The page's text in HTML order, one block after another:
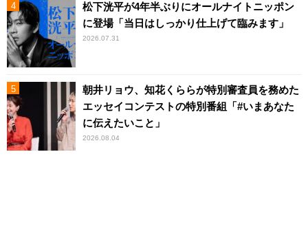
松下洸平が4年半ぶりにオールナイトニッポン
に登場「当日はしっかり仕上げて臨みます」
2026.07.31
朝井リョウ、知花くららが特別審査員を務めた
エッセイコンテストの特別番組「#いまあなた
に伝えたいこと」
2026.08.04